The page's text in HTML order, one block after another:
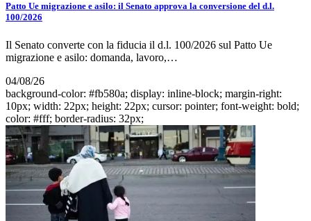
Patto Ue migrazione e asilo: il Senato approva la conversione del d.l.
100/2026
Il Senato converte con la fiducia il d.l. 100/2026 sul Patto Ue
migrazione e asilo: domanda, lavoro,…
04/08/26
background-color: #fb580a; display: inline-block; margin-right:
10px; width: 22px; height: 22px; cursor: pointer; font-weight: bold;
color: #fff; border-radius: 32px;